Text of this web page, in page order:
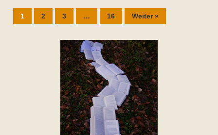
1 2 3 … 16 Weiter »